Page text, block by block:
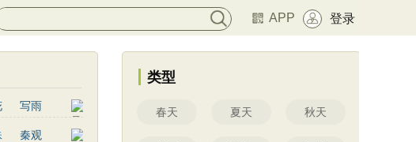
APP 登录
写雨
桃花
秦观
类型
春天 夏天 秋天